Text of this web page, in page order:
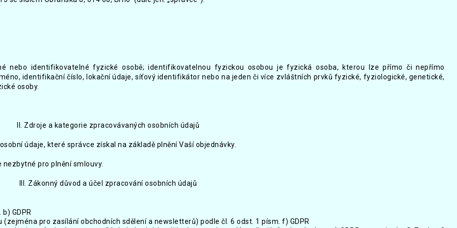
nebo identifikovatelné fyzické osobě; identifikovatelnou fyzickou osobou je fyzická osoba, kterou lze přímo či nepřímo
identifikační číslo, lokační údaje, síťový identifikátor nebo na jeden či více zvláštních prvků fyzické, fyziologické, genetické,
osoby.
II. Zdroje a kategorie zpracovávaných osobních údajů
údaje, které správce získal na základě plnění Vaší objednávky.
pro plnění smlouvy.
III. Zákonný důvod a účel zpracování osobních údajů
GDPR
pro zasílání obchodních sdělení a newsletterů) podle čl. 6 odst. 1 písm. f) GDPR